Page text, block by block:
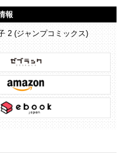
報
2 (ジャンプコミックス)